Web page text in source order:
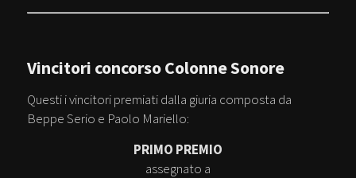
Vincitori concorso Colonne Sonore
Questi i vincitori premiati dalla giuria composta da
Beppe Serio e Paolo Mariello:
PRIMO PREMIO
assegnato a